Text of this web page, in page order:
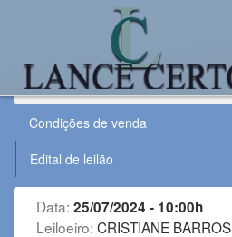
Leilão:250724VE
Condições de venda
Edital de leilão
Data: 25/07/2024 - 10:00h
Leiloeiro: CRISTIANE BARROS